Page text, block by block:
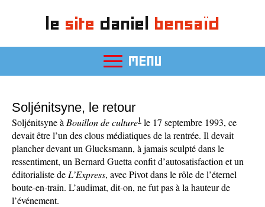
le site daniel bensaïd
MENU
Soljénitsyne, le retour
Soljénitsyne à Bouillon de culture1 le 17 septembre 1993, ce
devait être l’un des clous médiatiques de la rentrée. Il devait
plancher devant un Glucksmann, à jamais sculpté dans le
ressentiment, un Bernard Guetta confit d’autosatisfaction et un
éditorialiste de L’Express, avec Pivot dans le rôle de l’éternel
boute-en-train. L’audimat, dit-on, ne fut pas à la hauteur de
l’événement.